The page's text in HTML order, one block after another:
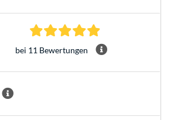
4.9 Sterne bei 11
bei 11 Bewertungen